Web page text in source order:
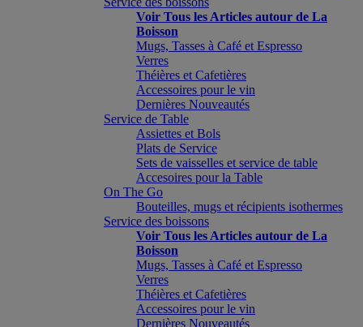
Voir Tous les Articles autour de La
Boisson
Mugs, Tasses à Café et Espresso
Verres
Théières et Cafetières
Accessoires pour le vin
Dernières Nouveautés
Service de Table
Assiettes et Bols
Plats de Service
Sets de vaisselles et service de table
Accesoires pour la Table
On The Go
Bouteilles, mugs et récipients isothermes
Service des boissons
Voir Tous les Articles autour de La
Boisson
Mugs, Tasses à Café et Espresso
Verres
Théières et Cafetières
Accessoires pour le vin
Dernières Nouveautés